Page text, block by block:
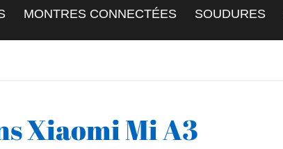
MONTRES CONNECTÉES SOUDURES
Xiaomi Mi A3